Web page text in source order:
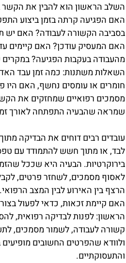
השלב הראשון הוא להבין את הקשר
האם הפגיעה קרתה בזמן ביצוע
בסביבה הקשורה לעבודה? האם יש
האם המעסיק עודכן? האם קיימים
מהעבודה בעקבות הפגיעה?
השאלות משתנות: כמה זמן עבד
חומרים או עומסים נחשף, האם היו
מסמכים רפואיים שמחזקים את
שמראה שהבעיה התפתחה לאורך
עובדים רבים דוחים את הבדיקה
לבד, או מתוך חשש להתמודד עם
בירוקרטיות. הבעיה היא שככל
לאסוף מסמכים, לשחזר פרטים,
הרצף בין האירוע לבין המצב
האם קיימת זכאות, כדאי לפעול
הראשון: לפנות לבדיקה רפואית,
קשורה לעבודה, לשמור מסמכים,
ולוודא שהפרטים החשובים
והתעסוקתיים.